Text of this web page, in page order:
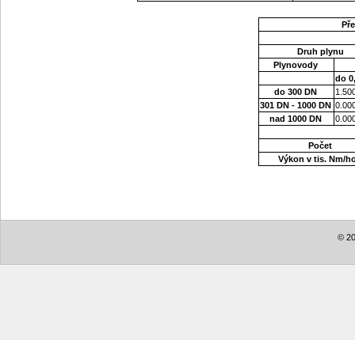
Druh plynu
Plynovody
do
do 300 DN
301 DN - 1000 DN
nad 1000 DN
Počet
Výkon v tis. Nm/
©